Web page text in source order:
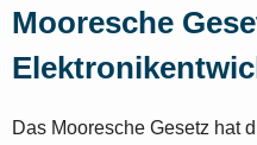
Mooresche
Das Mooresche Gesetz hat